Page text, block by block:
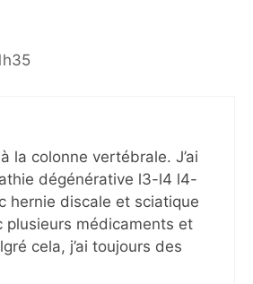
la colonne vertébrale. J’ai
dégénérative l3-l4 l4-
hernie discale et sciatique
plusieurs médicaments et
cela, j’ai toujours des